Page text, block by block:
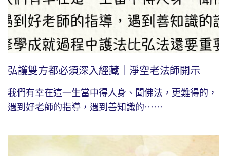
弘護雙方都必須深入經藏｜淨空老法師開示
我們有幸在這一生當中得人身、聞佛法，更難得的，
遇到好老師的指導，遇到善知識的⋯⋯